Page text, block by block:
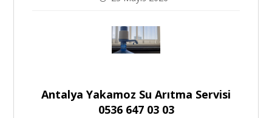
Antalya Yakamoz Su Arıtma Servisi
0536 647 03 03